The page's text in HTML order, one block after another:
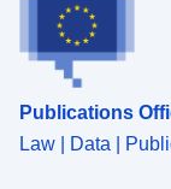
Publications
Law | Data |